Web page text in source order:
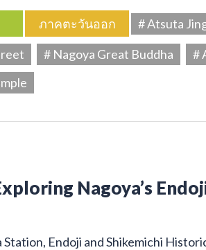
ภาคตะวันออก
# Atsuta
# Nagoya Great Buddha
#
Nagoya’s
Endoji and Shikemichi